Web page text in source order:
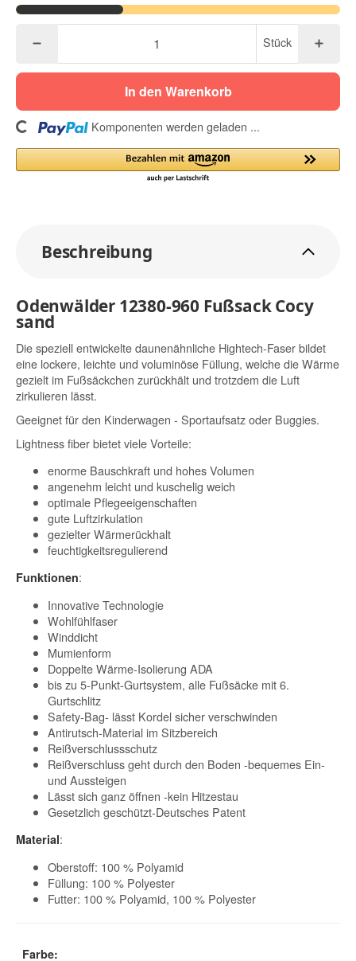
Stück
In den Warenkorb
Komponenten werden geladen ...
Beschreibung
Odenwälder 12380-960 Fußsack Cocy
sand
Die speziell entwickelte daunenähnliche Hightech-Faser bildet
eine lockere, leichte und voluminöse Füllung, welche die Wärme
gezielt im Fußsäckchen zurückhält und trotzdem die Luft
zirkulieren lässt.
Geeignet für den Kinderwagen - Sportaufsatz oder Buggies.
Lightness fiber bietet viele Vorteile:
enorme Bauschkraft und hohes Volumen
angenehm leicht und kuschelig weich
optimale Pflegeeigenschaften
gute Luftzirkulation
gezielter Wärmerückhalt
feuchtigkeitsregulierend
Funktionen:
Innovative Technologie
Wohlfühlfaser
Winddicht
Mumienform
Doppelte Wärme-Isolierung ADA
bis zu 5-Punkt-Gurtsystem, alle Fußsäcke mit 6.
Gurtschlitz
Safety-Bag- lässt Kordel sicher verschwinden
Antirutsch-Material im Sitzbereich
Reißverschlussschutz
Reißverschluss geht durch den Boden -bequemes Ein-
und Aussteigen
Lässt sich ganz öffnen -kein Hitzestau
Gesetzlich geschützt-Deutsches Patent
Material:
Oberstoff: 100 % Polyamid
Füllung: 100 % Polyester
Futter: 100 % Polyamid, 100 % Polyester
Farbe: